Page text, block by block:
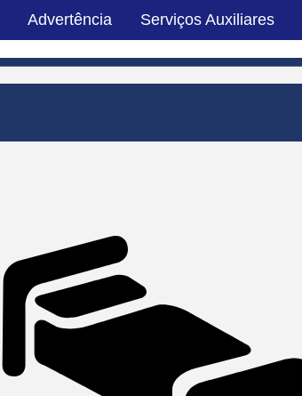
Advertência Serviços Auxiliares